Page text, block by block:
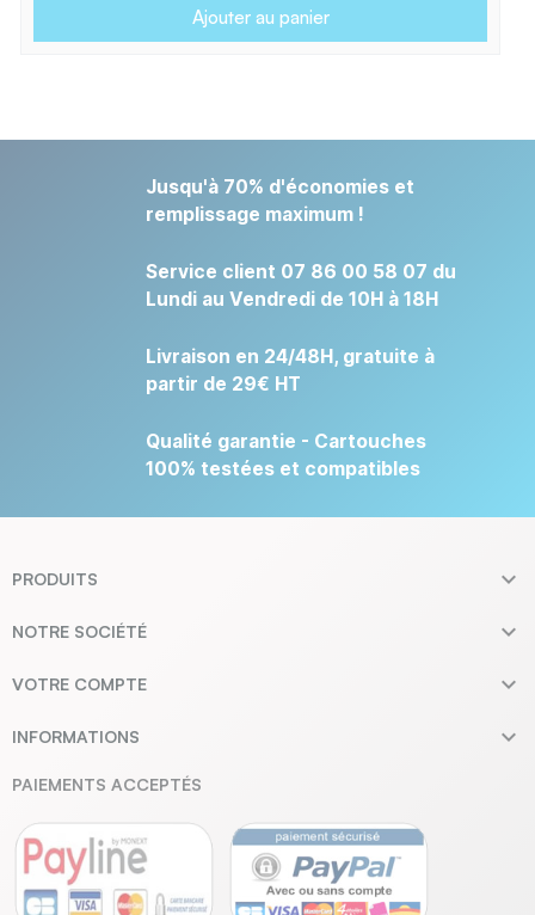
Ajouter au panier
Jusqu'à 70% d'économies et
remplissage maximum !
Service client 07 86 00 58 07 du
Lundi au Vendredi de 10H à 18H
Livraison en 24/48H, gratuite à
partir de 29€ HT
Qualité garantie - Cartouches
100% testées et compatibles
PRODUITS 
NOTRE SOCIÉTÉ 
VOTRE COMPTE 
INFORMATIONS 
PAIEMENTS ACCEPTÉS